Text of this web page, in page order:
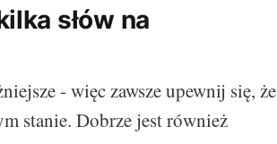
słów na
- więc zawsze upewnij się, że
stanie. Dobrze jest również